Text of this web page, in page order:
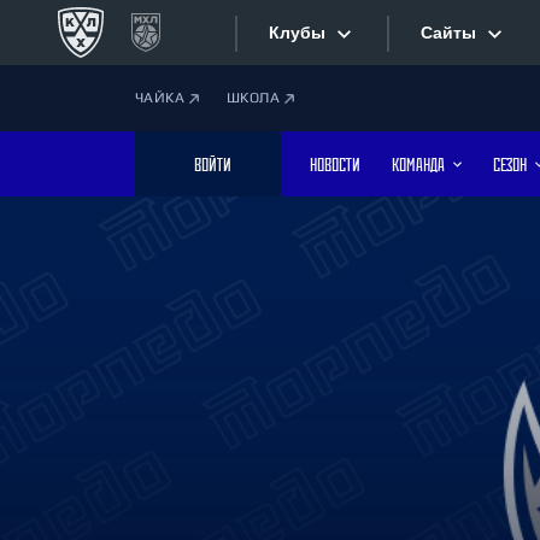
Клубы
Дивизион Боброва
Лада
Сайты
Фотобанк
ЧАЙКА ШКОЛА
ВОЙТИ НОВОСТИ КОМАНДА СЕЗОН